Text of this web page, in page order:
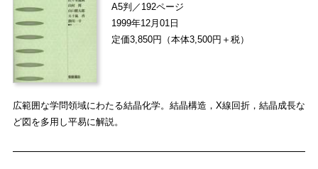
A5判／192ページ
1999年12月01日
定価3,850円（本体3,500円＋税）
広範囲な学問領域にわたる結晶化学。結晶構造，X線回折，結晶成長な
ど図を多用し平易に解説。